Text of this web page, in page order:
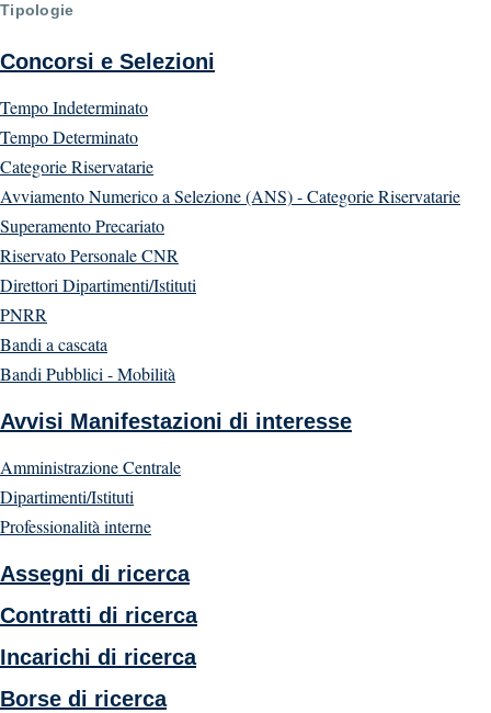
Tipologie
Concorsi e Selezioni
Tempo Indeterminato
Tempo Determinato
Categorie Riservatarie
Avviamento Numerico a Selezione (ANS) - Categorie Riservatarie
Superamento Precariato
Riservato Personale CNR
Direttori Dipartimenti/Istituti
PNRR
Bandi a cascata
Bandi Pubblici - Mobilità
Avvisi Manifestazioni di interesse
Amministrazione Centrale
Dipartimenti/Istituti
Professionalità interne
Assegni di ricerca
Contratti di ricerca
Incarichi di ricerca
Borse di ricerca